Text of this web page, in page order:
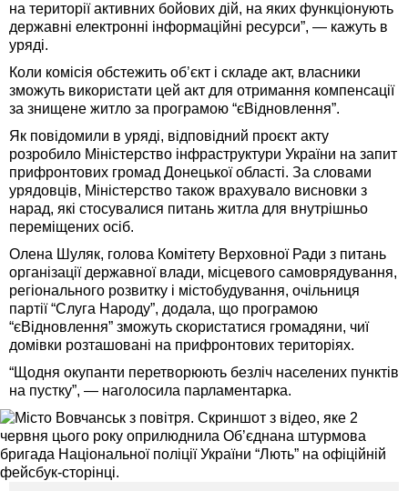
на території активних бойових дій, на яких функціонують
державні електронні інформаційні ресурси”, — кажуть в
уряді.
Коли комісія обстежить об’єкт і складе акт, власники
зможуть використати цей акт для отримання компенсації
за знищене житло за програмою “єВідновлення”.
Як повідомили в уряді, відповідний проєкт акту
розробило Міністерство інфраструктури України на запит
прифронтових громад Донецької області. За словами
урядовців, Міністерство також врахувало висновки з
нарад, які стосувалися питань житла для внутрішньо
переміщених осіб.
Олена Шуляк, голова Комітету Верховної Ради з питань
організації державної влади, місцевого самоврядування,
регіонального розвитку і містобудування, очільниця
партії “Слуга Народу”, додала, що програмою
“єВідновлення” зможуть скористатися громадяни, чиї
домівки розташовані на прифронтових територіях.
“Щодня окупанти перетворюють безліч населених пунктів
на пустку”, — наголосила парламентарка.